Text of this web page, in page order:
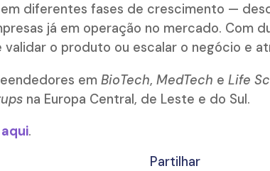
diferentes fases de crescimento —
já em operação no mercado. Com
o produto ou escalar o negócio e
emBioTech,MedTech eLife
na Europa Central, de Leste e do Sul.
aqui.
Partilhar